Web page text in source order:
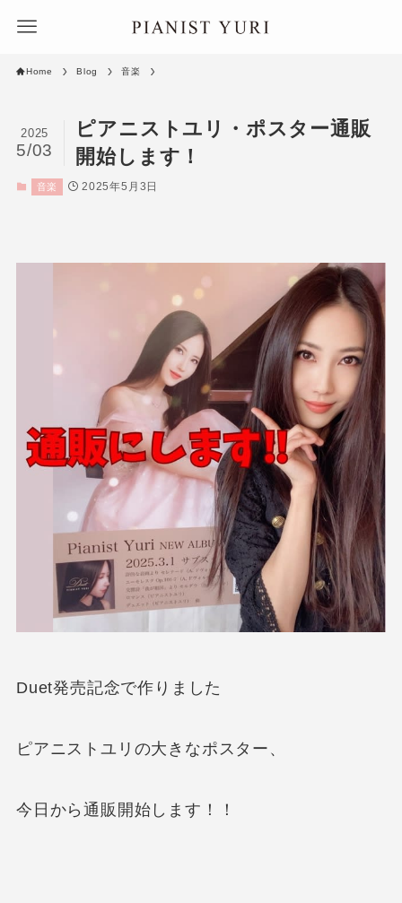
Home Blog 音楽
ピアニストユリ・ポスター通販
開始します！
2025
5/03
音楽 2025年5月3日
Duet発売記念で作りました
ピアニストユリの大きなポスター、
今日から通販開始します！！